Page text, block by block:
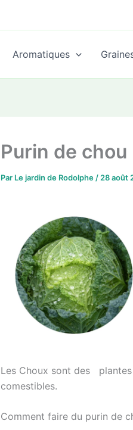
Aromatiques
Purin de chou
Par Le jardin de Rodolphe / 28 août
Les Choux sont des
comestibles.
Comment faire du purin de